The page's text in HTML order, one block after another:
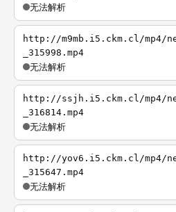
无法解析
http://m9mb.i5.ckm.cl/mp4/
_315998.mp4
无法解析
http://ssjh.i5.ckm.cl/mp4/
_316814.mp4
无法解析
http://yov6.i5.ckm.cl/mp4/
_315647.mp4
无法解析